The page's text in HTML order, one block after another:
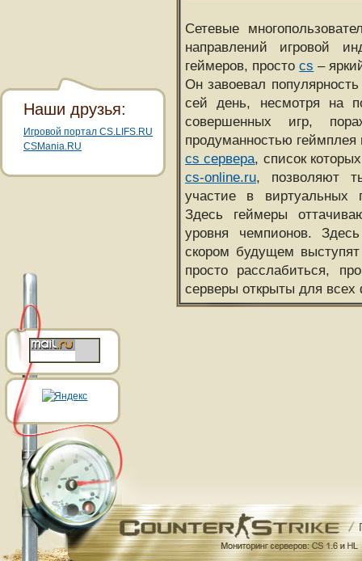
Сетевые
направлений игровой
геймеров, простоcs –
Он завоевал
сей день, несмотря на
совершенных игр,
продуманностью
cs сервера, список
cs-online.ru, позволяют
участие в виртуальных
Здесь геймеры
уровня чемпионов.
скором будущем
просто расслабиться,
серверы открыты для всех
Наши друзья:
Игровой портал CS.LIFS.RU
CSMania.RU